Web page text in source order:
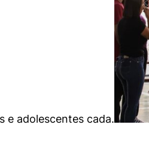
e adolescentes cada.